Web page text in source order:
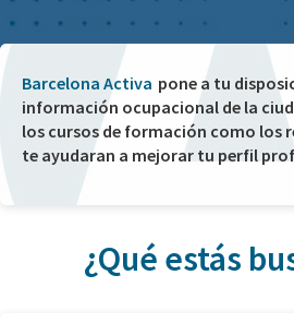
Barcelona Activa pone a tu
información ocupacional de la
los cursos de formación como los
te ayudaran a mejorar tu perfil
¿Qué estás